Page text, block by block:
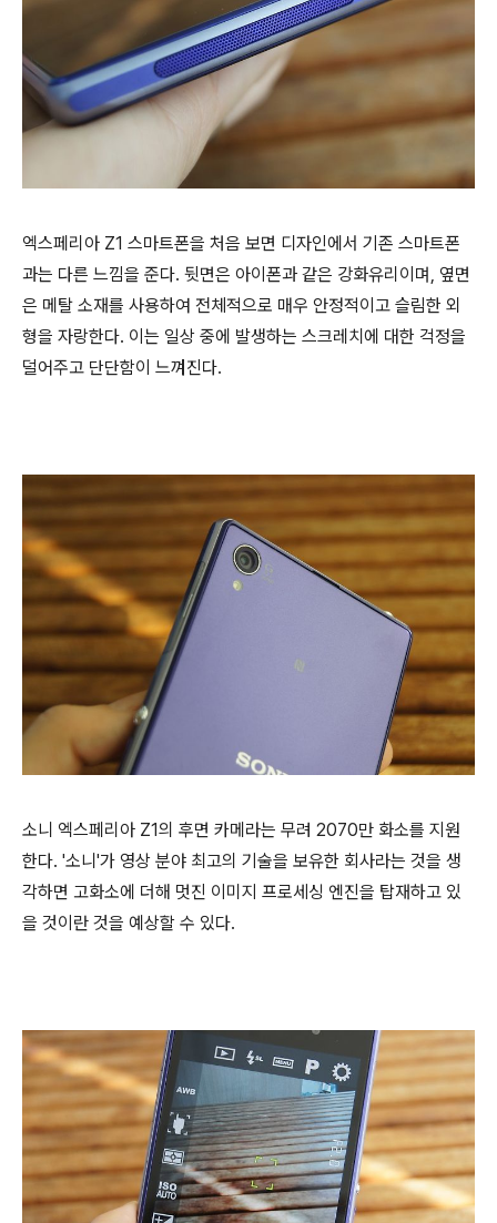
엑스페리아 Z1 스마트폰을 처음 보면 디자인에서 기존 스마트폰
과는 다른 느낌을 준다. 뒷면은 아이폰과 같은 강화유리이며, 옆면
은 메탈 소재를 사용하여 전체적으로 매우 안정적이고 슬림한 외
형을 자랑한다. 이는 일상 중에 발생하는 스크레치에 대한 걱정을
덜어주고 단단함이 느껴진다.
소니 엑스페리아 Z1의 후면 카메라는 무려 2070만 화소를 지원
한다. '소니'가 영상 분야 최고의 기술을 보유한 회사라는 것을 생
각하면 고화소에 더해 멋진 이미지 프로세싱 엔진을 탑재하고 있
을 것이란 것을 예상할 수 있다.